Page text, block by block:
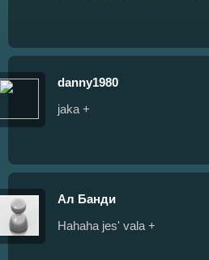
danny1980
jaka +
Ал Банди
Hahaha jes' vala +